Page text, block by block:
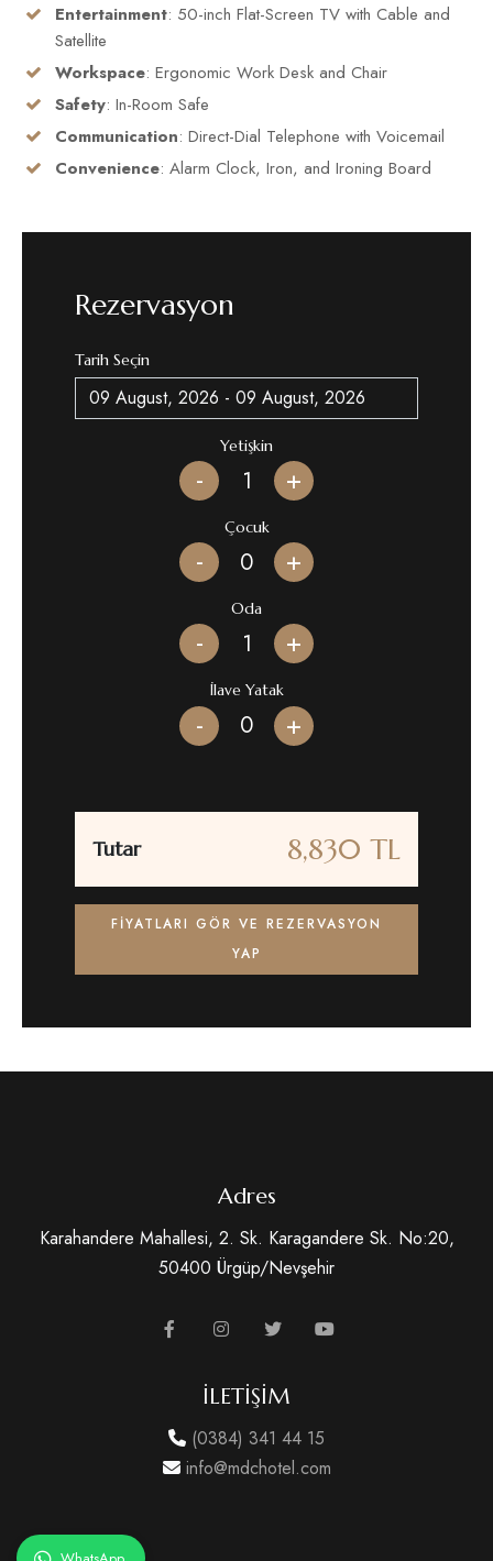
Entertainment: 50-inch Flat-Screen TV with Cable and
Satellite
Workspace: Ergonomic Work Desk and Chair
Safety: In-Room Safe
Communication: Direct-Dial Telephone with Voicemail
Convenience: Alarm Clock, Iron, and Ironing Board
Rezervasyon
Tarih Seçin
Yetişkin
- +
Çocuk
- +
Oda
- +
İlave Yatak
- +
Tutar 8,830 TL
FIYATLARI GÖR VE REZERVASYON
YAP
Adres
Karahandere Mahallesi, 2. Sk. Karagandere Sk. No:20,
50400 Ürgüp/Nevşehir
İLETİŞİM
(0384) 341 44 15
info@mdchotel.com